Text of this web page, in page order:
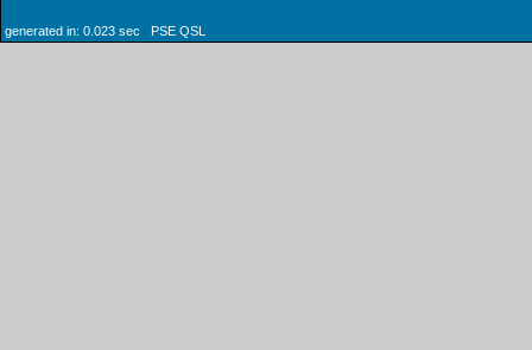
generated in: 0.023 sec PSE QSL